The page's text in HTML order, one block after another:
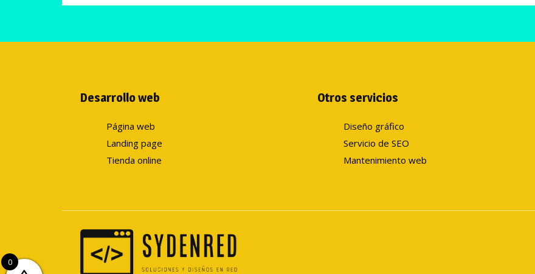
Desarrollo web
Página web
Landing page
Tienda online
Otros servicios
Diseño gráfico
Servicio de SEO
Mantenimiento web
0